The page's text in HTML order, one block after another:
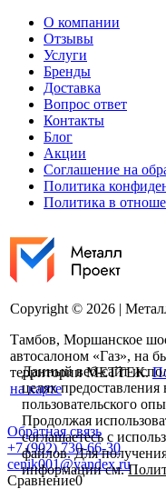
О компании
Отзывы
Услуги
Бренды
Доставка
Вопрос ответ
Контакты
Блог
Акции
Соглашение на
Политика
Политика в
Copyright © 2026 |
Тамбов, Моршанское
автосалоном «Газ», на
территории МЕТТЕК.
на карте
Обратная связь
+7 (902) 730-66-30
cenik001@yandex.ru
Сравнение0
Данный веб-сайт
целях
пользовательского
Продолжая
соглашаетесь с
файлов. Для
информации см.